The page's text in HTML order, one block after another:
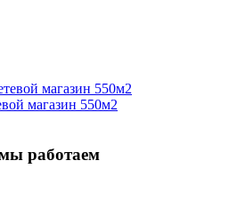
магазин 550м2
работаем